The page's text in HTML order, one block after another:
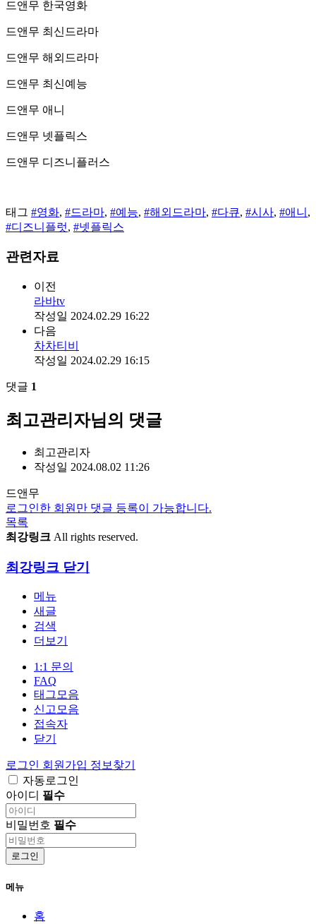
드앤무 한국영화
드앤무 최신드라마
드앤무 해외드라마
드앤무 최신예능
드앤무 애니
드앤무 넷플릭스
드앤무 디즈니플러스
태그 #영화, #드라마, #예능, #해외드라마, #다큐, #시사, #애니 ,
#디즈니플럿, #넷플릭스
관련자료
이전
라바tv
작성일 2024.02.29 16:22
다음
차차티비
작성일 2024.02.29 16:15
댓글 1
최고관리자님의 댓글
최고관리자
작성일 2024.08.02 11:26
드앤무
로그인한 회원만 댓글 등록이 가능합니다.
목록
최강링크 All rights reserved.
최강링크 닫기
메뉴
새글
검색
더보기
1:1 문의
FAQ
태그모음
신고모음
접속자
닫기
로그인 회원가입 정보찾기
자동로그인
아이디 필수
비밀번호 필수
로그인
메뉴
홈